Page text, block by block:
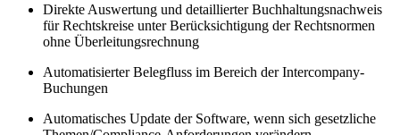
Direkte Auswertung und detaillierter Buchhaltungsnachweis
für Rechtskreise unter Berücksichtigung der Rechtsnormen
ohne Überleitungsrechnung
Automatisierter Belegfluss im Bereich der Intercompany-
Buchungen
Automatisches Update der Software, wenn sich gesetzliche